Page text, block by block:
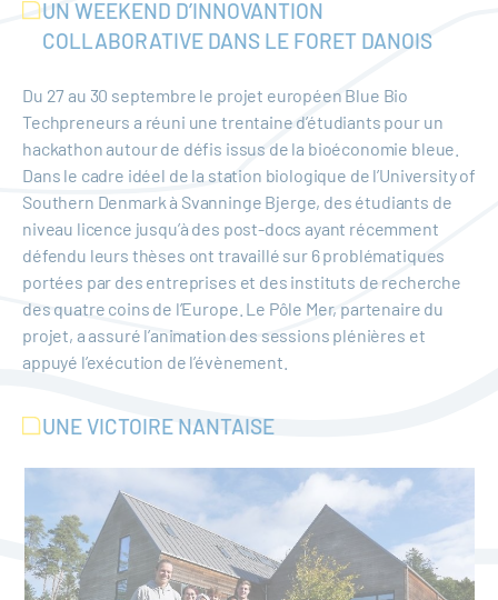
UN WEEKEND D’INNOVANTION
COLLABORATIVE DANS LE FORET DANOIS
Du 27 au 30 septembre le projet européen Blue Bio
Techpreneurs a réuni une trentaine d’étudiants pour un
hackathon autour de défis issus de la bioéconomie bleue.
Dans le cadre idéel de la station biologique de l’University of
Southern Denmark à Svanninge Bjerge, des étudiants de
niveau licence jusqu’à des post-docs ayant récemment
défendu leurs thèses ont travaillé sur 6 problématiques
portées par des entreprises et des instituts de recherche
des quatre coins de l’Europe. Le Pôle Mer, partenaire du
projet, a assuré l’animation des sessions plénières et
appuyé l’exécution de l’évènement.
UNE VICTOIRE NANTAISE